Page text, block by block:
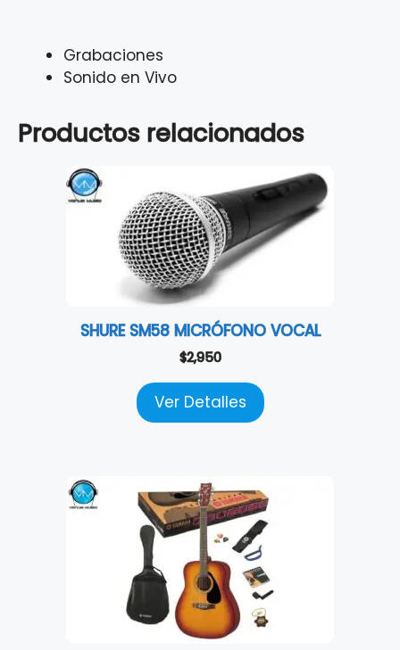
Grabaciones
Sonido en Vivo
Productos relacionados
SHURE SM58 MICRÓFONO VOCAL
$2,950
Ver Detalles